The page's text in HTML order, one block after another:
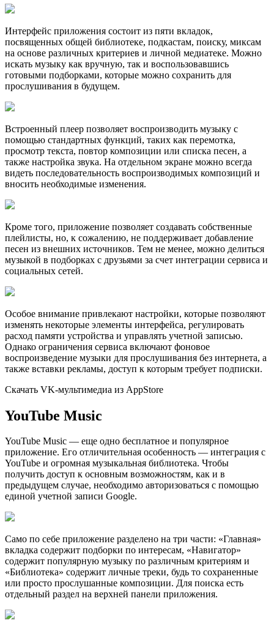
Интeрфейс приложения состоит из пяти вкладок,
посвященных общей библиотеке, подкастам, поиску, миксам
на основе различных критериев и личной медиатеке. Можно
искать музыку как вручную, так и воспользовавшись
готовыми подборками, которые можно сохранить для
прослушивания в будущем.
Встроенный плеер позволяет воспроизводить музыку с
помощью стандартных функций, таких как перемотка,
просмотр текста, повтор композиции или списка песен, а
также настройка звука. На отдельном экране можно всегда
видеть последовательность воспроизводимых композиций и
вносить необходимые изменения.
Кроме того, приложение позволяет создавать собственные
плейлисты, но, к сожалению, не поддерживает добавление
песен из внешних источников. Тем не менее, можно делиться
музыкой в подборках с друзьями за счет интеграции сервиса и
социальных сетей.
Особое внимание привлекают настройки, которые позволяют
изменять некоторые элементы интерфейса, регулировать
расход памяти устройства и управлять учетной записью.
Однако ограничения сервиса включают фоновое
воспроизведение музыки для прослушивания без интернета, а
также вставки рекламы, доступ к которым требует подписки.
Скачать VK-мультимедиа из AppStore
YouTube Music
YouTube Music — еще одно бесплатное и популярное
приложение. Его отличительная особенность — интеграция с
YouTube и огромная музыкальная библиотека. Чтобы
получить доступ к основным возможностям, как и в
предыдущем случае, необходимо авторизоваться с помощью
единой учетной записи Google.
Само по себе приложение разделено на три части: «Главная»
вкладка содержит подборки по интересам, «Навигатор»
содержит популярную музыку по различным критериям и
«Библиотека» содержит личные треки, будь то сохраненные
или просто прослушанные композиции. Для поиска есть
отдельный раздел на верхней панели приложения.